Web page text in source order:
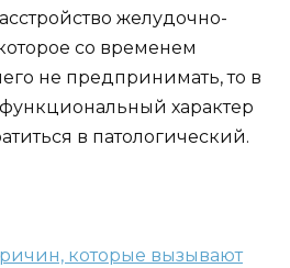
желудочно-
со временем
не предпринимать, то в
характер
в патологический.
которые вызывают